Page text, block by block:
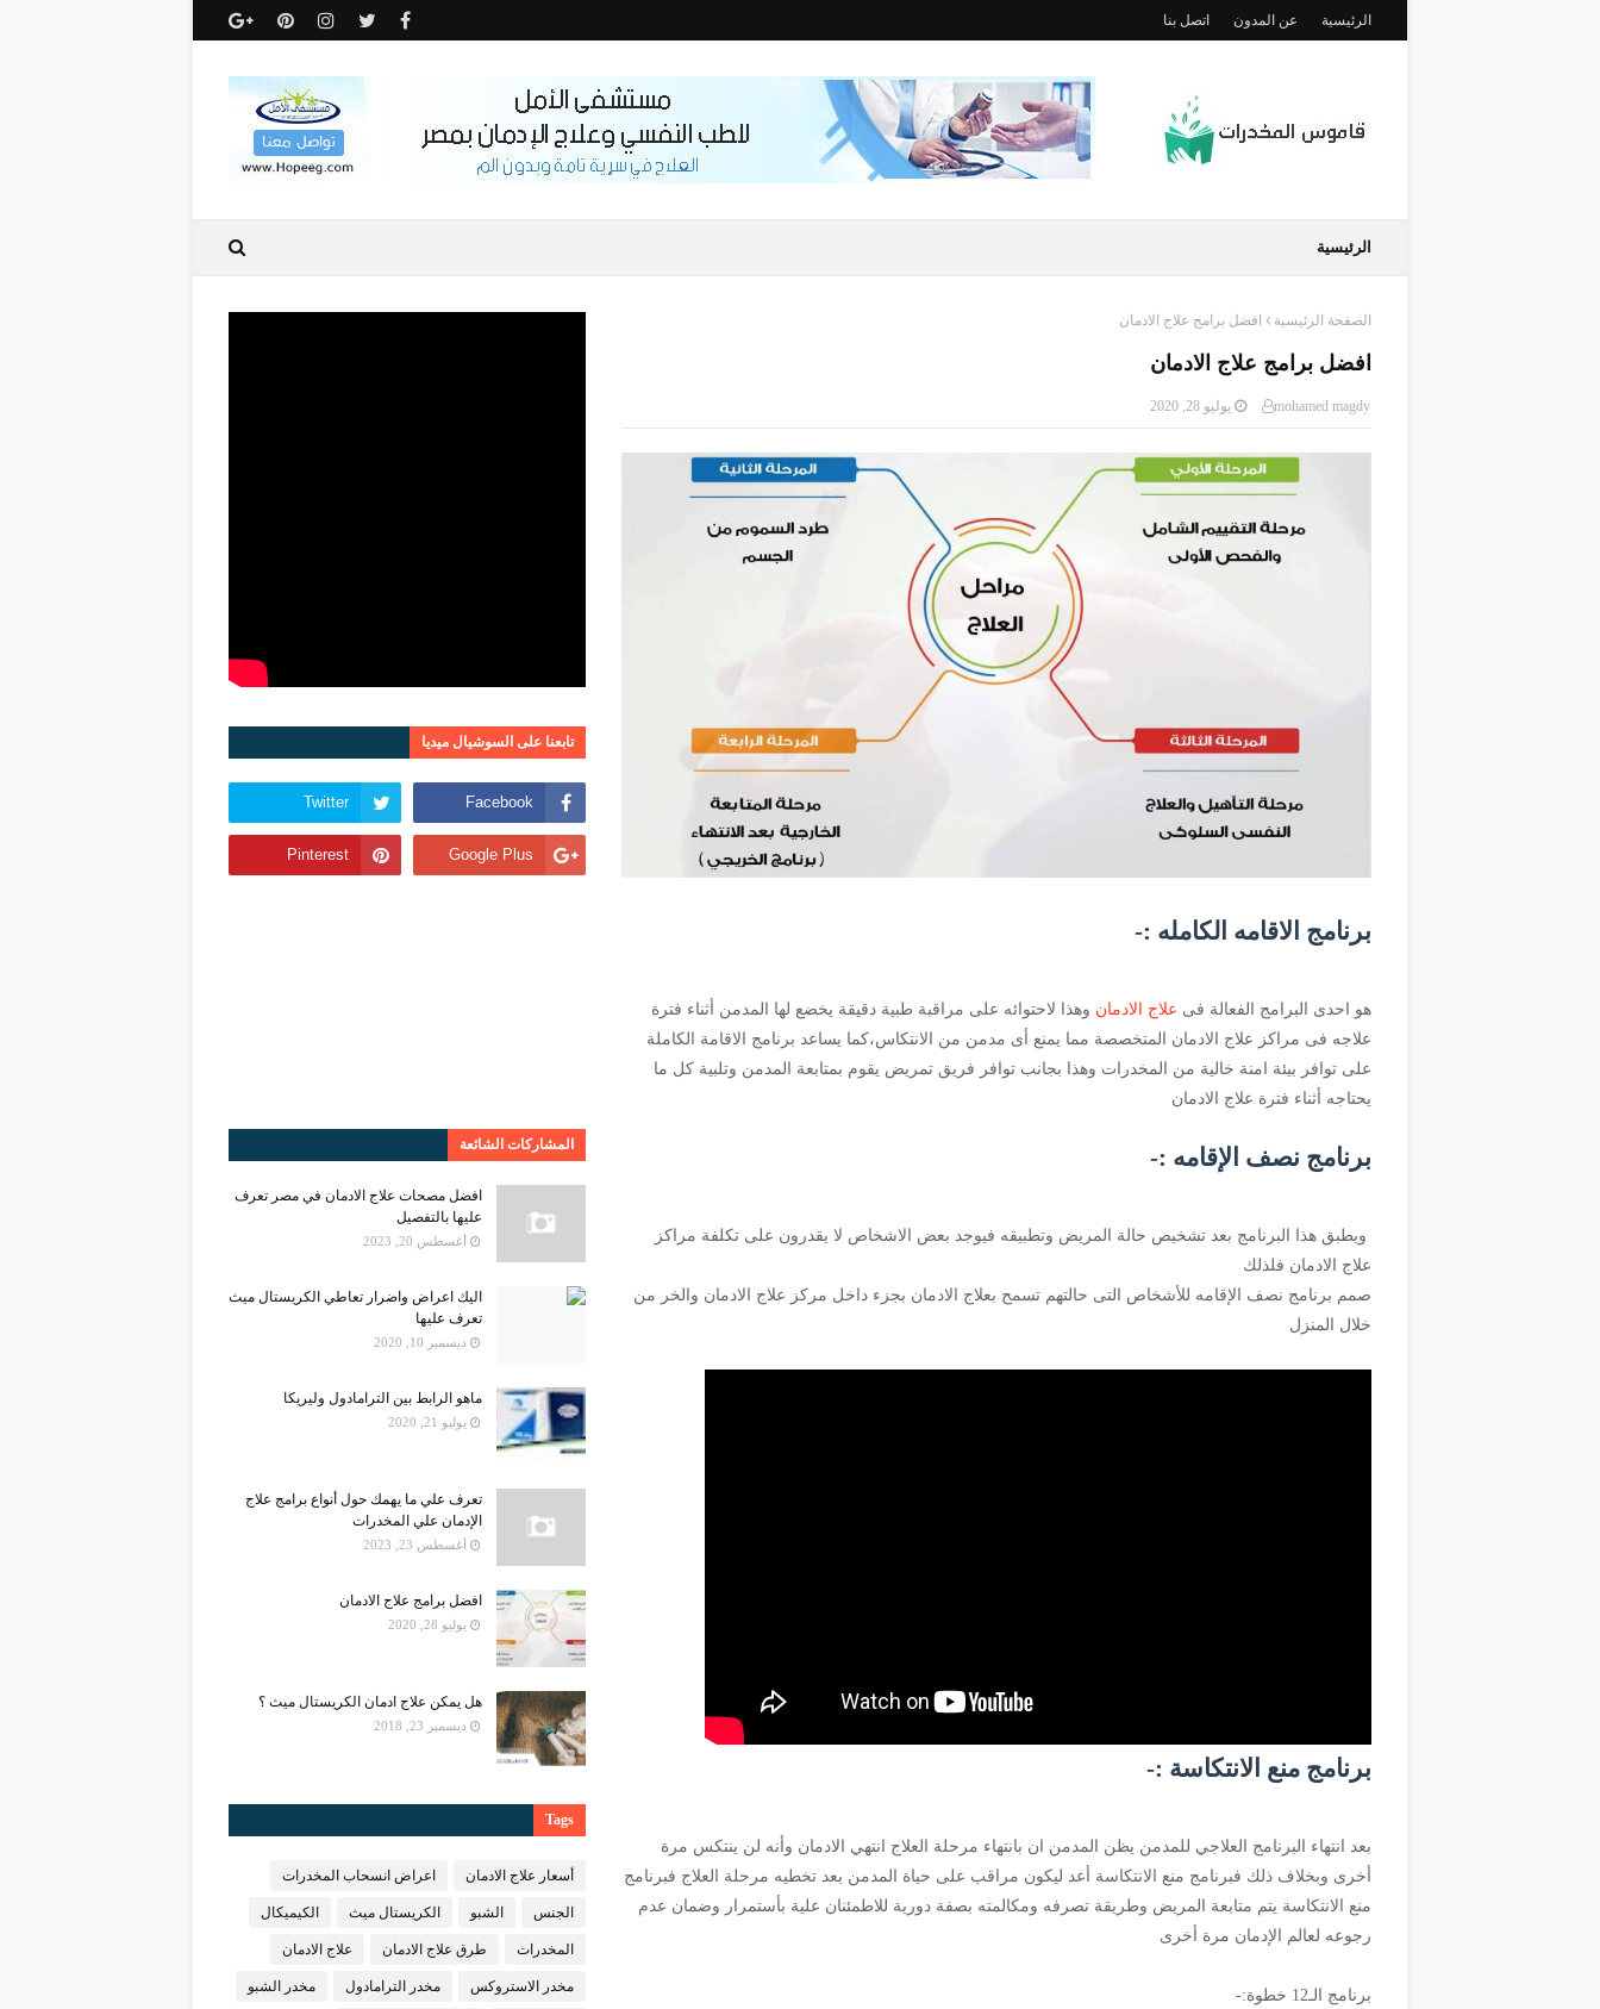
الرئيسية عن المدون اتصل بنا
الرئيسية
الصفحة الرئيسية افضل برامج علاج الادمان
افضل برامج علاج الادمان
mohamed magdy يوليو 28, 2020
برنامج الاقامه الكامله :-
هو احدى البرامج الفعالة فى علاج الادمان وهذا لاحتوائه على مراقبة طبية دقيقة يخضع لها المدمن أثناء فترة
علاجه فى مراكز علاج الادمان المتخصصة مما يمنع أى مدمن من الانتكاس،كما يساعد برنامج الاقامة الكاملة
على توافر بيئة امنة خالية من المخدرات وهذا بجانب توافر فريق تمريض يقوم بمتابعة المدمن وتلبية كل ما
يحتاجه أثناء فترة علاج الادمان
برنامج نصف الإقامه :-
ويطبق هذا البرنامج بعد تشخيص حالة المريض وتطبيقه فيوجد بعض الاشخاص لا يقدرون على تكلفة مراكز
علاج الادمان فلذلك
صمم برنامج نصف الإقامه للأشخاص التى حالتهم تسمح بعلاج الادمان بجزء داخل مركز علاج الادمان والخر من
خلال المنزل
برنامج منع الانتكاسة :-
بعد انتهاء البرنامج العلاجي للمدمن يظن المدمن ان بانتهاء مرحلة العلاج انتهي الادمان وأنه لن ينتكس مرة
أخرى وبخلاف ذلك فبرنامج منع الانتكاسة أعد ليكون مراقب على حياة المدمن بعد تخطيه مرحلة العلاج فبرنامج
منع الانتكاسة يتم متابعة المريض وطريقة تصرفه ومكالمته بصفة دورية للاطمئنان علية بأستمرار وضمان عدم
رجوعه لعالم الإدمان مرة أخرى
برنامج الـ12 خطوة:-
تابعنا على السوشيال ميديا
المشاركات الشائعة
افضل مصحات علاج الادمان في مصر تعرف
عليها بالتفصيل
أغسطس 20, 2023
اليك اعراض واضرار تعاطي الكريستال ميث
تعرف عليها
ديسمبر 10, 2020
ماهو الرابط بين الترامادول وليريكا
يوليو 21, 2020
تعرف علي ما يهمك حول أنواع برامج علاج
الإدمان علي المخدرات
أغسطس 23, 2023
افضل برامج علاج الادمان
يوليو 28, 2020
هل يمكن علاج ادمان الكريستال ميث ؟
ديسمبر 23, 2018
Tags
أسعار علاج الادمان اعراض انسحاب المخدرات
الجنس الشبو الكريستال ميث الكيميكال
المخدرات طرق علاج الادمان علاج الادمان
مخدر الاستروكس مخدر الترامادول مخدر الشبو